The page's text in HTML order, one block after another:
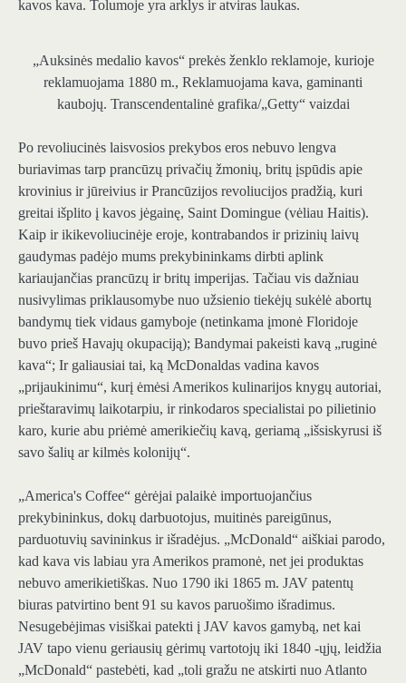
„Auksinės medalio kavos“ prekės ženklo reklamoje, kurioje
reklamuojama 1880 m., Reklamuojama kava, gaminanti
kaubojų. Transcendentalinė grafika/„Getty“ vaizdai
Po revoliucinės laisvosios prekybos eros nebuvo lengva
buriavimas tarp prancūzų privačių žmonių, britų įspūdis apie
krovinius ir jūreivius ir Prancūzijos revoliucijos pradžią, kuri
greitai išplito į kavos jėgainę, Saint Domingue (vėliau Haitis).
Kaip ir ikikevoliucinėje eroje, kontrabandos ir prizinių laivų
gaudymas padėjo mums prekybininkams dirbti aplink
kariaujančias prancūzų ir britų imperijas. Tačiau vis dažniau
nusivylimas priklausomybe nuo užsienio tiekėjų sukėlė abortų
bandymų tiek vidaus gamyboje (netinkama įmonė Floridoje
buvo prieš Havajų okupaciją); Bandymai pakeisti kavą „ruginė
kava“; Ir galiausiai tai, ką McDonaldas vadina kavos
„prijaukinimu“, kurį ėmėsi Amerikos kulinarijos knygų autoriai,
prieštaravimų laikotarpiu, ir rinkodaros specialistai po pilietinio
karo, kurie abu priėmė amerikiečių kavą, geriamą „išsiskyrusi iš
savo šalių ar kilmės kolonijų“.
„America's Coffee“ gėrėjai palaikė importuojančius
prekybininkus, dokų darbuotojus, muitinės pareigūnus,
parduotuvių savininkus ir išradėjus. „McDonald“ aiškiai parodo,
kad kava vis labiau yra Amerikos pramonė, net jei produktas
nebuvo amerikietiškas. Nuo 1790 iki 1865 m. JAV patentų
biuras patvirtino bent 91 su kavos paruošimo išradimus.
Nesugebėjimas visiškai patekti į JAV kavos gamybą, net kai
JAV tapo vienu geriausių gėrimų vartotojų iki 1840 -ųjų, leidžia
„McDonald“ pastebėti, kad „toli gražu ne atskirti nuo Atlanto